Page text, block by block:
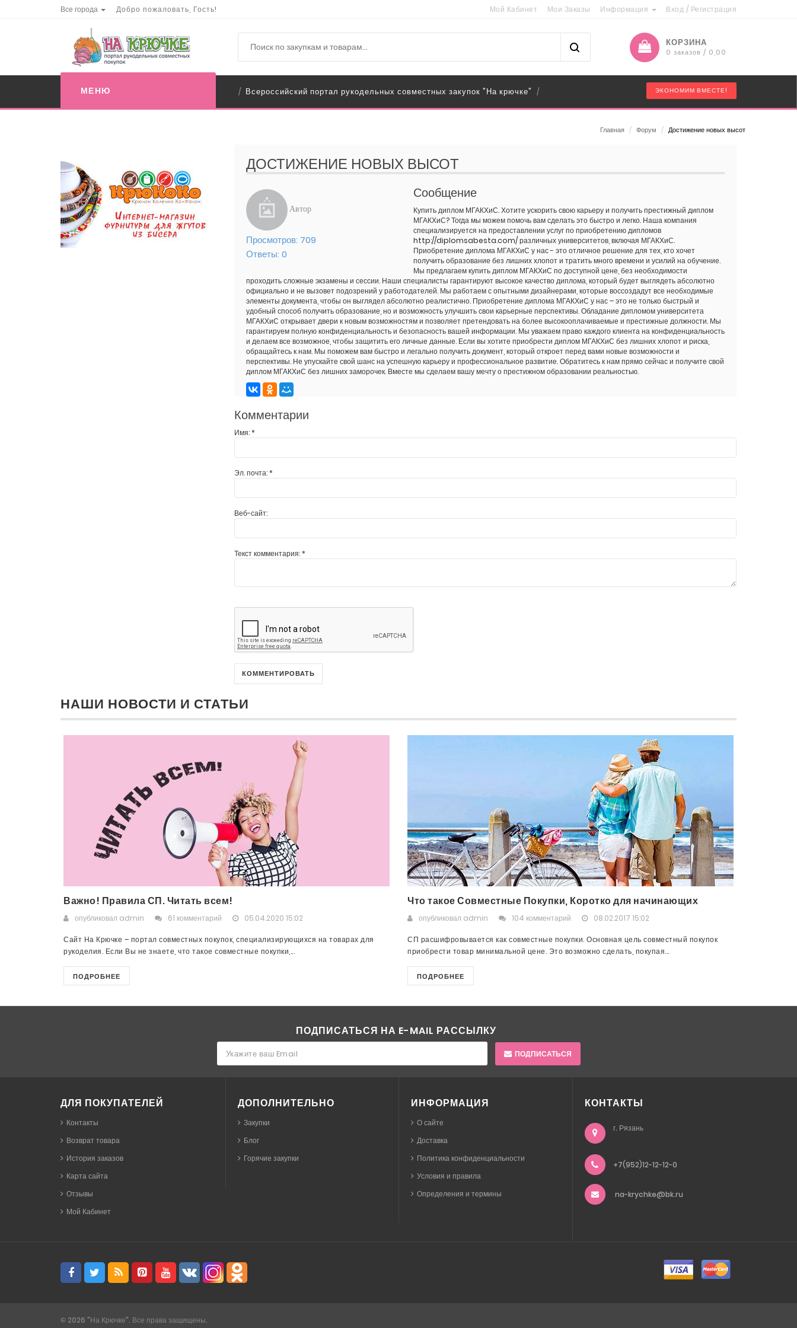
Все города Добро пожаловать, Гость! Мой Кабинет Мои Заказы Информация Вход / Регистрация
КОРЗИНА
0 заказов / 0,00
МЕНЮ / Всероссийский портал рукодельных совместных закупок "На крючке" / ЭКОНОМИМ ВМЕСТЕ!
Главная / Форум / Достижение новых высот
ДОСТИЖЕНИЕ НОВЫХ ВЫСОТ
Автор
Просмотров: 709
Ответы: 0
Сообщение
Купить диплом МГАКХиС. Хотите ускорить свою карьеру и получить престижный диплом
МГАКХиС? Тогда мы можем помочь вам сделать это быстро и легко. Наша компания
специализируется на предоставлении услуг по приобретению дипломов
http://diplomsabesta.com/различных университетов, включая МГАКХиС.
Приобретение диплома МГАКХиС у нас - это отличное решение для тех, кто хочет
получить образование без лишних хлопот и тратить много времени и усилий на обучение.
Мы предлагаем купить диплом МГАКХиС по доступной цене, без необходимости
проходить сложные экзамены и сессии. Наши специалисты гарантируют высокое качество диплома, который будет выглядеть абсолютно
официально и не вызовет подозрений у работодателей. Мы работаем с опытными дизайнерами, которые воссоздадут все необходимые
элементы документа, чтобы он выглядел абсолютно реалистично. Приобретение диплома МГАКХиС у нас – это не только быстрый и
удобный способ получить образование, но и возможность улучшить свои карьерные перспективы. Обладание дипломом университета
МГАКХиС открывает двери к новым возможностям и позволяет претендовать на более высокооплачиваемые и престижные должности. Мы
гарантируем полную конфиденциальность и безопасность вашей информации. Мы уважаем право каждого клиента на конфиденциальность
и делаем все возможное, чтобы защитить его личные данные. Если вы хотите приобрести диплом МГАКХиС без лишних хлопот и риска,
обращайтесь к нам. Мы поможем вам быстро и легально получить документ, который откроет перед вами новые возможности и
перспективы. Не упускайте свой шанс на успешную карьеру и профессиональное развитие. Обратитесь к нам прямо сейчас и получите свой
диплом МГАКХиС без лишних заморочек. Вместе мы сделаем вашу мечту о престижном образовании реальностью.
Комментарии
Имя:*
Эл. почта:*
Веб-сайт:
Текст комментария:*
НАШИ НОВОСТИ И СТАТЬИ
Важно! Правила СП. Читать всем!
опубликовал admin 61 комментарий 05.04.2020 15:02
Сайт На Крючке – портал совместных покупок, специализирующихся на товарах для
рукоделия. Если Вы не знаете, что такое совместные покупки,...
ПОДРОБНЕЕ
Что такое Совместные Покупки, Коротко для начинающих
опубликовал admin 104 комментарий 08.02.2017 15:02
СП расшифровывается как совместные покупки. Основная цель совместный покупок
приобрести товар минимальной цене. Это возможно сделать, покупая...
ПОДРОБНЕЕ
ПОДПИСАТЬСЯ НА E-MAIL РАССЫЛКУ
ПОДПИСАТЬСЯ
ДЛЯ ПОКУПАТЕЛЕЙ
Контакты
Возврат товара
История заказов
Карта сайта
Отзывы
Мой Кабинет
ДОПОЛНИТЕЛЬНО
Закупки
Блог
Горячие закупки
ИНФОРМАЦИЯ
О сайте
Доставка
Политика конфиденциальности
Условия и правила
Определения и термины
КОНТАКТЫ
г. Рязань
+7(952)12-12-12-0
na-krychke@bk.ru
© 2026 "На Крючке". Все права защищены.